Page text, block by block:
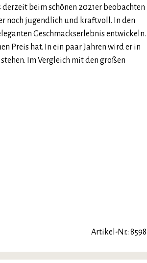
beim schönen 2021er beobachten
noch jugendlich und kraftvoll. In den
Geschmackserlebnis entwickeln.
Preis hat. In ein paar Jahren wird er in
Im Vergleich mit den großen
Artikel-Nr.: 8598